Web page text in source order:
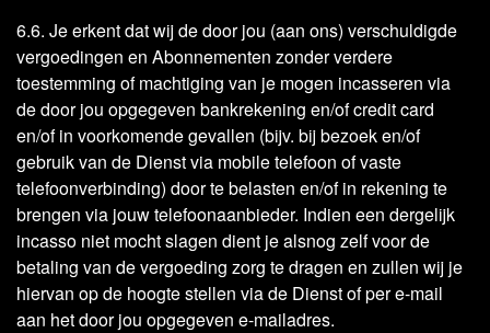
6.6. Je erkent dat wij de door jou (aan ons) verschuldigde
vergoedingen en Abonnementen zonder verdere
toestemming of machtiging van je mogen incasseren via
de door jou opgegeven bankrekening en/of credit card
en/of in voorkomende gevallen (bijv. bij bezoek en/of
gebruik van de Dienst via mobile telefoon of vaste
telefoonverbinding) door te belasten en/of in rekening te
brengen via jouw telefoonaanbieder. Indien een dergelijk
incasso niet mocht slagen dient je alsnog zelf voor de
betaling van de vergoeding zorg te dragen en zullen wij je
hiervan op de hoogte stellen via de Dienst of per e-mail
aan het door jou opgegeven e-mailadres.